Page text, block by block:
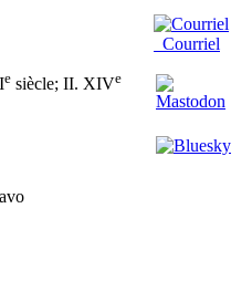
e siècle; II. XIVe
Courriel